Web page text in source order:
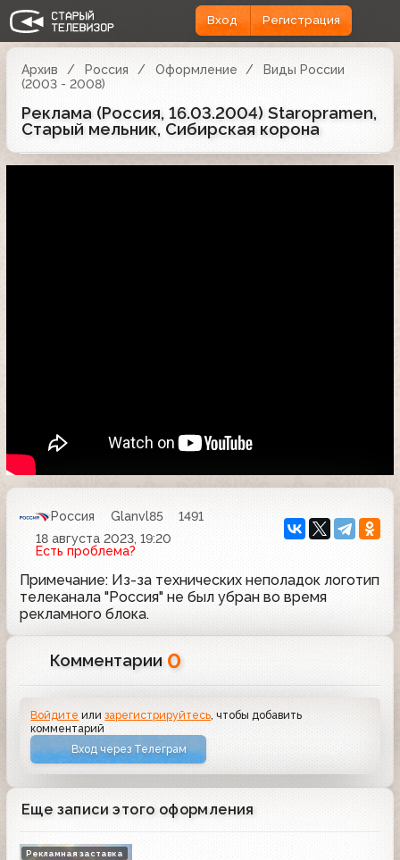
Вход Регистрация
Архив Россия Оформление
Виды России
(2003 - 2008)
Реклама (Россия, 16.03.2004) Staropramen,
Старый мельник, Сибирская корона
Россия Glanvl85
1491
18 августа 2023, 19:20
Есть проблема?
Примечание: Из-за технических неполадок логотип
телеканала "Россия" не был убран во время
рекламного блока.
Комментарии 0
Войдите илизарегистрируйтесь , чтобы добавить
комментарий
Вход через Телеграм
Еще записи этого оформления
Рекламная заставка